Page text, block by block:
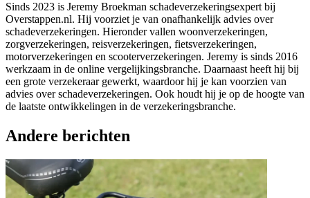
Sinds 2023 is Jeremy Broekman schadeverzekeringsexpert bij
Overstappen.nl. Hij voorziet je van onafhankelijk advies over
schadeverzekeringen. Hieronder vallen woonverzekeringen,
zorgverzekeringen, reisverzekeringen, fietsverzekeringen,
motorverzekeringen en scooterverzekeringen. Jeremy is sinds 2016
werkzaam in de online vergelijkingsbranche. Daarnaast heeft hij bij
een grote verzekeraar gewerkt, waardoor hij je kan voorzien van
advies over schadeverzekeringen. Ook houdt hij je op de hoogte van
de laatste ontwikkelingen in de verzekeringsbranche.
Andere berichten